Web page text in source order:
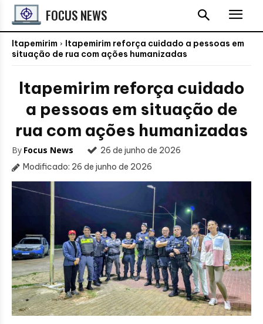
FOCUS NEWS
Itapemirim
Itapemirim reforça cuidado a pessoas em
situação de rua com ações humanizadas
Itapemirim reforça cuidado
a pessoas em situação de
rua com ações humanizadas
By Focus News
26 de junho de 2026
Modificado: 26 de junho de 2026